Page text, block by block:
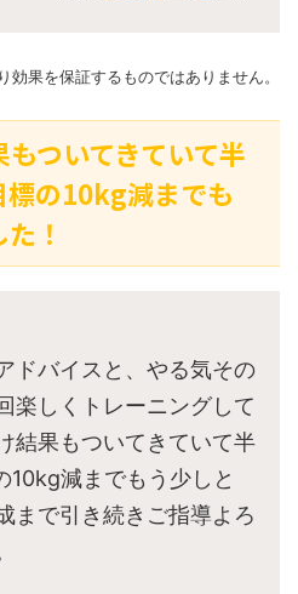
果を保証するものではありません。
ついてきていて半
の10kg減までも
！
ドバイスと、やる気その
楽しくトレーニングして
結果もついてきていて半
10kg減までもう少しと
まで引き続きご指導よろ